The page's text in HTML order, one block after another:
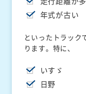
年式が古い
といったトラック
ります。特に、
いすゞ
日野